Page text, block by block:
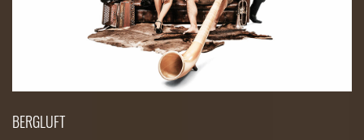
BERGLUFT